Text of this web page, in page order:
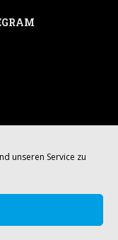
unseren Service zu